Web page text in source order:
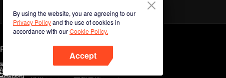
By using the website, you are agreeing to our
Privacy Policyand the use of cookies in
accordance with ourCookie Policy.
Accept
Phone